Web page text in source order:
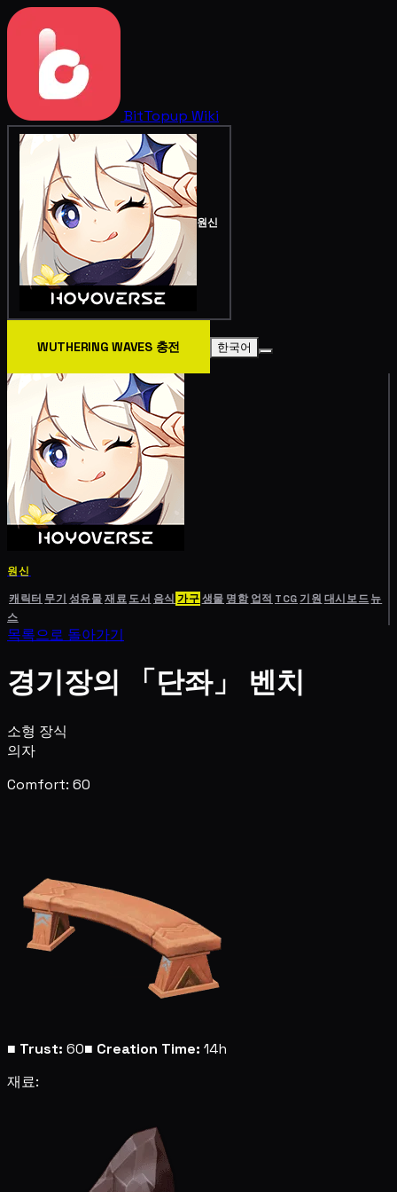
BitTopup Wiki
원신
WUTHERING WAVES 충전 한국어
원신
캐릭터 무기 성유물재료도서 음식 가구생물 명함 업적 TCG기원 대시보드뉴
스
목록으로 돌아가기
경기장의 「단좌」 벤치
소형 장식
의자
Comfort: 60
■ Trust: 60■ Creation Time: 14h
재료: